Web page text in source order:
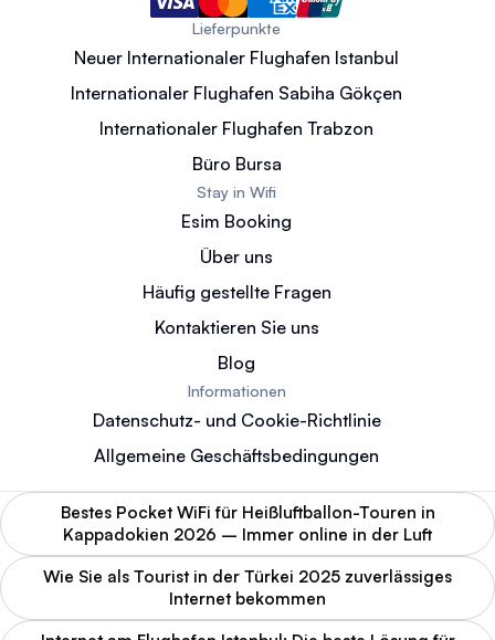
Lieferpunkte
Neuer Internationaler Flughafen Istanbul
Internationaler Flughafen Sabiha Gökçen
Internationaler Flughafen Trabzon
Büro Bursa
Stay in Wifi
Esim Booking
Über uns
Häufig gestellte Fragen
Kontaktieren Sie uns
Blog
Informationen
Datenschutz- und Cookie-Richtlinie
Allgemeine Geschäftsbedingungen
Bestes Pocket WiFi für Heißluftballon-Touren in
Kappadokien 2026 – Immer online in der Luft
Wie Sie als Tourist in der Türkei 2025 zuverlässiges
Internet bekommen